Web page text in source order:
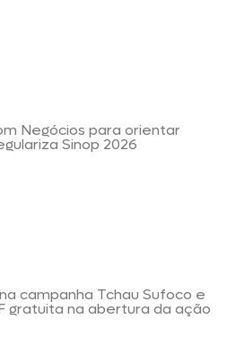
Negócios para orientar
Sinop 2026
campanha Tchau Sufoco e
gratuita na abertura da ação